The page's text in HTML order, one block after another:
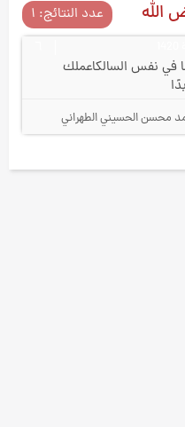
الله عدد النتائج: ۱
في نفس السالكاعملك
محسن الحسيني الطهراني